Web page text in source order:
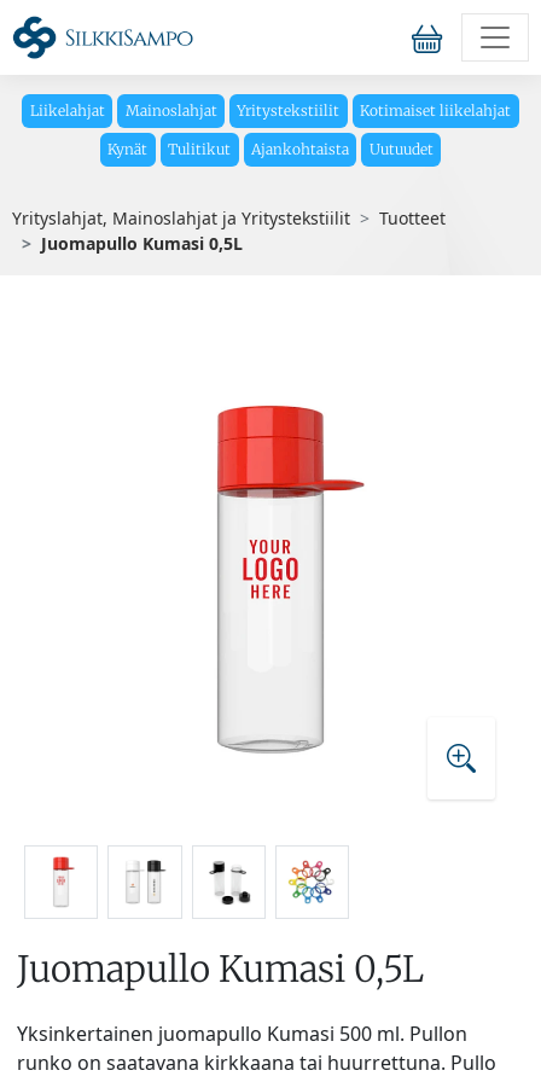
Liikelahjat Mainoslahjat Yritystekstiilit Kotimaiset liikelahjat
Kynät Tulitikut Ajankohtaista Uutuudet
Yrityslahjat, Mainoslahjat ja Yritystekstiilit
Tuotteet
Juomapullo Kumasi 0,5L
Juomapullo Kumasi 0,5L
Yksinkertainen juomapullo Kumasi 500 ml. Pullon
runko on saatavana kirkkaana tai huurrettuna. Pullo